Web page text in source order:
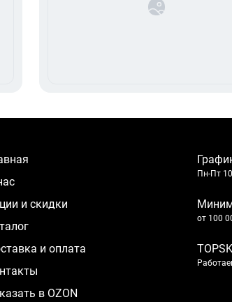
нас
и скидки
и оплата
в OZON
Пн-Пт
от 100